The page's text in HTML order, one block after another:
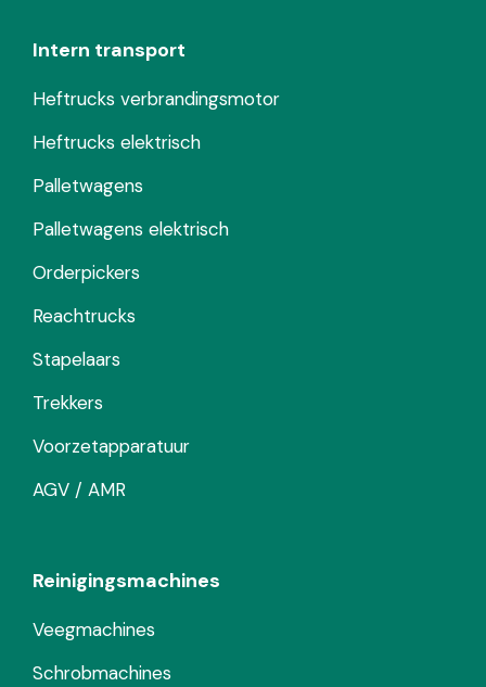
Intern transport
Heftrucks verbrandingsmotor
Heftrucks elektrisch
Palletwagens
Palletwagens elektrisch
Orderpickers
Reachtrucks
Stapelaars
Trekkers
Voorzetapparatuur
AGV / AMR
Reinigingsmachines
Veegmachines
Schrobmachines